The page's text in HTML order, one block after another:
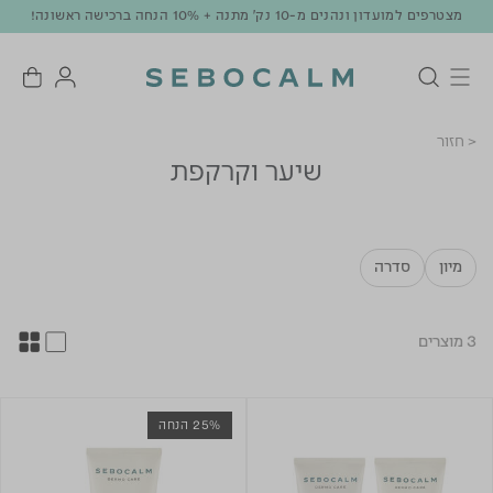
מצטרפים למועדון ונהנים מ-10 נק' מתנה + 10% הנחה ברכישה ראשונה!
< חזור
שיער וקרקפת
מיון סדרה
3 מוצרים
25% הנחה